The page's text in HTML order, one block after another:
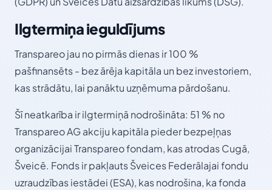
Ilgtermiņa ieguldījums
Transpareo jau no pirmās dienas ir 100 %
pašfinansēts - bez ārēja kapitāla un bez investoriem,
kas strādātu, lai panāktu uzņēmuma pārdošanu.
Šī neatkarība ir ilgtermiņā nodrošināta: 51 % no
Transpareo AG akciju kapitāla pieder bezpeļņas
organizācijai Transpareo fondam, kas atrodas Cugā,
Šveicē. Fonds ir pakļauts Šveices Federālajai fondu
uzraudzības iestādei (ESA), kas nodrošina, ka fonda